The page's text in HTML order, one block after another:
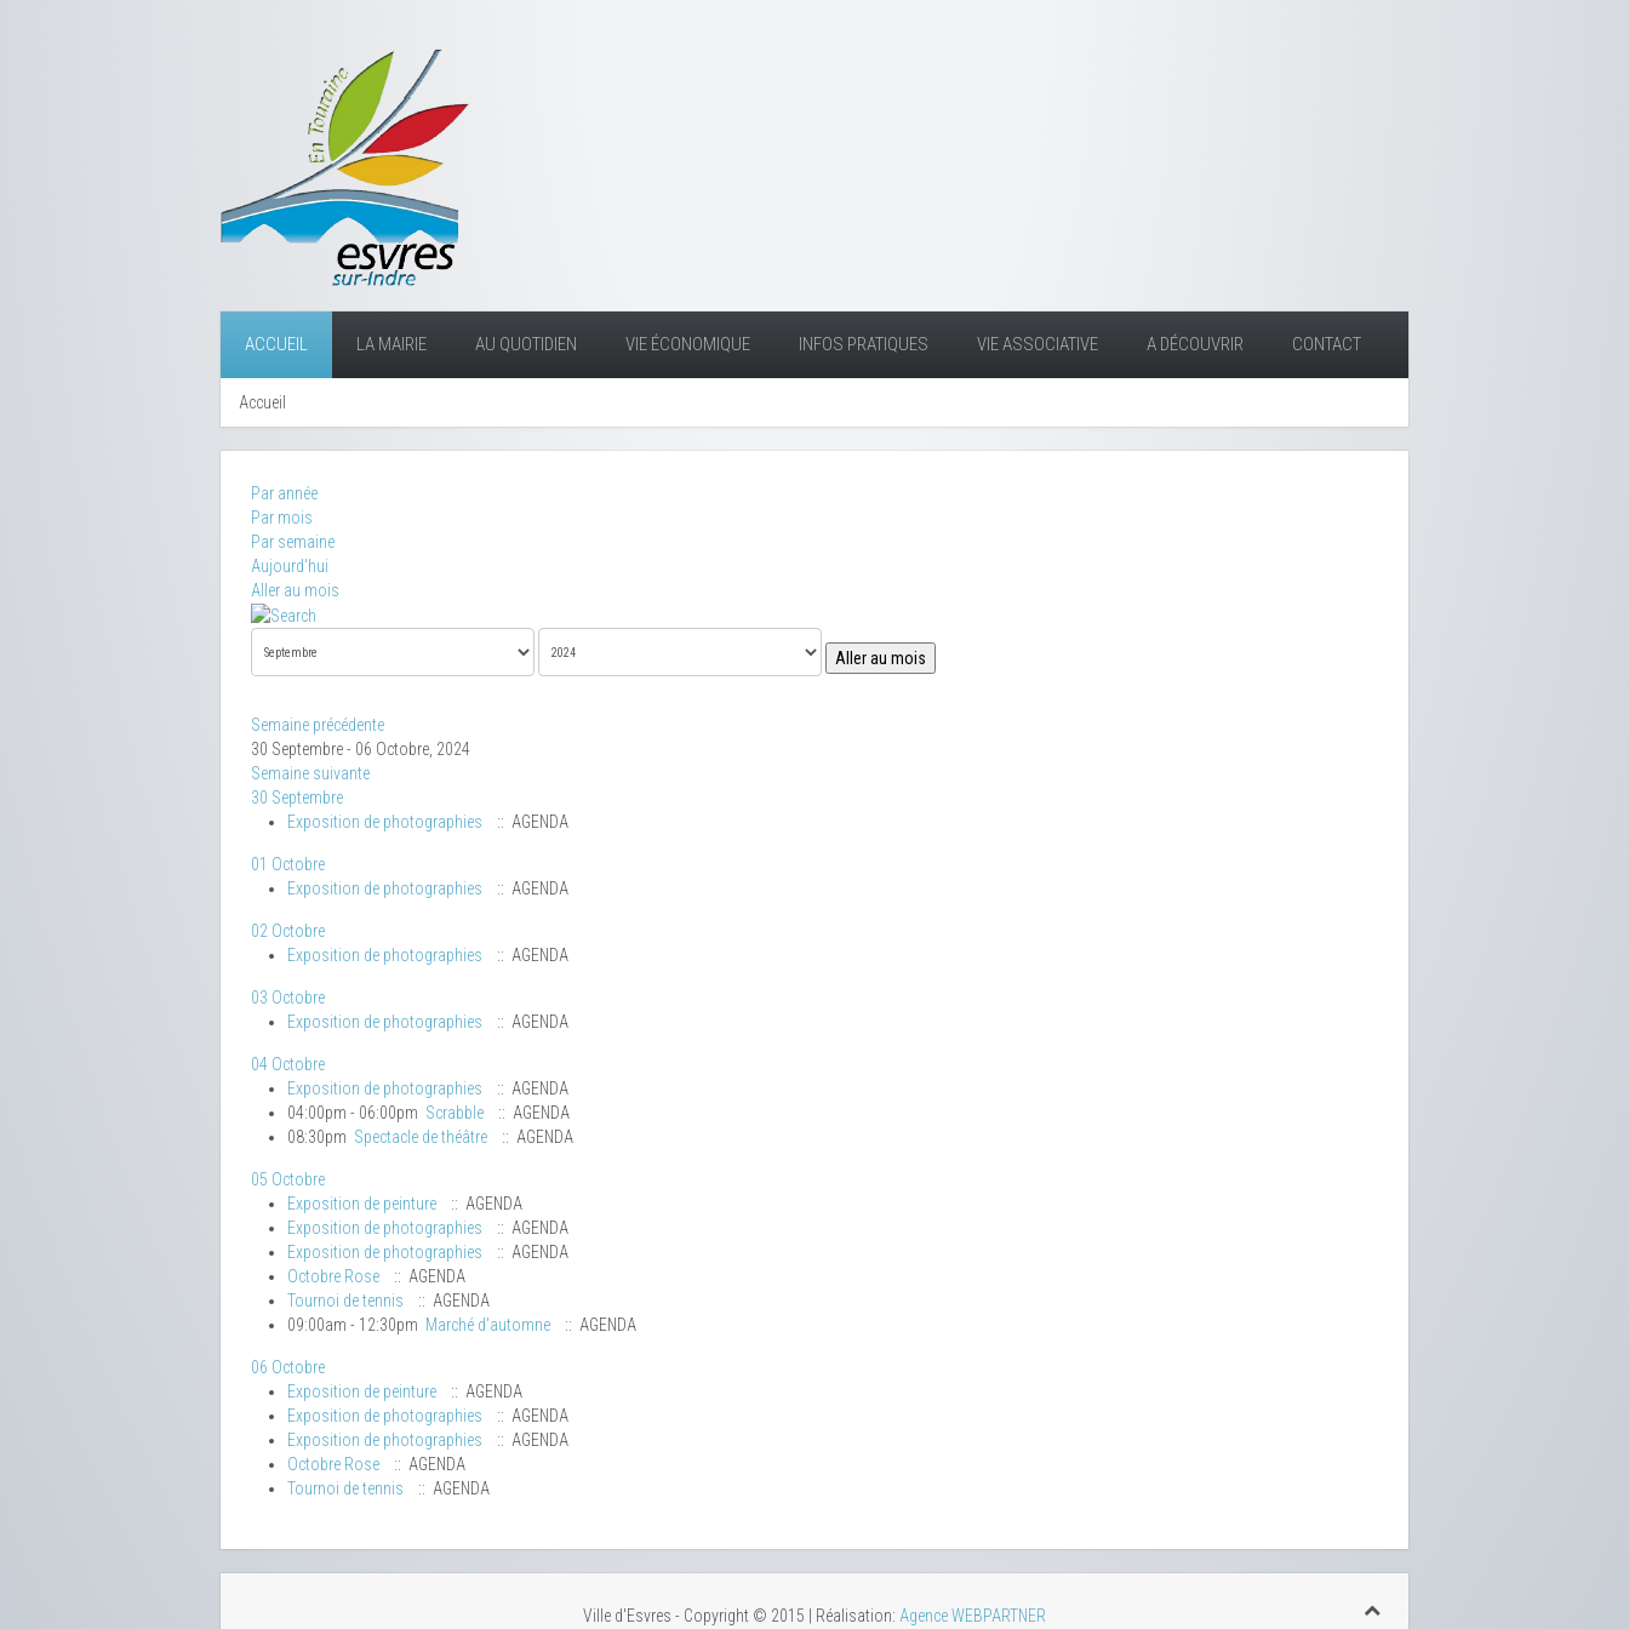
ACCUEIL LA MAIRIE AU QUOTIDIEN VIE ÉCONOMIQUE INFOS PRATIQUES VIE ASSOCIATIVE A DÉCOUVRIR CONTACT
Accueil
Par année
Par mois
Par semaine
Aujourd'hui
Aller au mois
Aller au mois
Semaine précédente
30 Septembre - 06 Octobre, 2024
Semaine suivante
30 Septembre
Exposition de photographies
:: AGENDA
01 Octobre
Exposition de photographies
:: AGENDA
02 Octobre
Exposition de photographies
:: AGENDA
03 Octobre
Exposition de photographies
:: AGENDA
04 Octobre
Exposition de photographies
:: AGENDA
04:00pm - 06:00pm Scrabble
:: AGENDA
08:30pm Spectacle de théâtre :: AGENDA
05 Octobre
Exposition de peinture
:: AGENDA
Exposition de photographies
:: AGENDA
Exposition de photographies
:: AGENDA
Octobre Rose
:: AGENDA
Tournoi de tennis
:: AGENDA
09:00am - 12:30pm Marché d'automne :: AGENDA
06 Octobre
Exposition de peinture
:: AGENDA
Exposition de photographies
:: AGENDA
Exposition de photographies
:: AGENDA
Octobre Rose
:: AGENDA
Tournoi de tennis
:: AGENDA
Ville d'Esvres - Copyright © 2015 | Réalisation: Agence WEBPARTNER